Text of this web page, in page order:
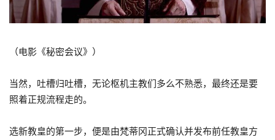
（电影《秘密会议》）
当然，吐槽归吐槽，无论枢机主教们多么不熟悉，最终还是要
照着正规流程走的。
选新教皇的第一步，便是由梵蒂冈正式确认并发布前任教皇方